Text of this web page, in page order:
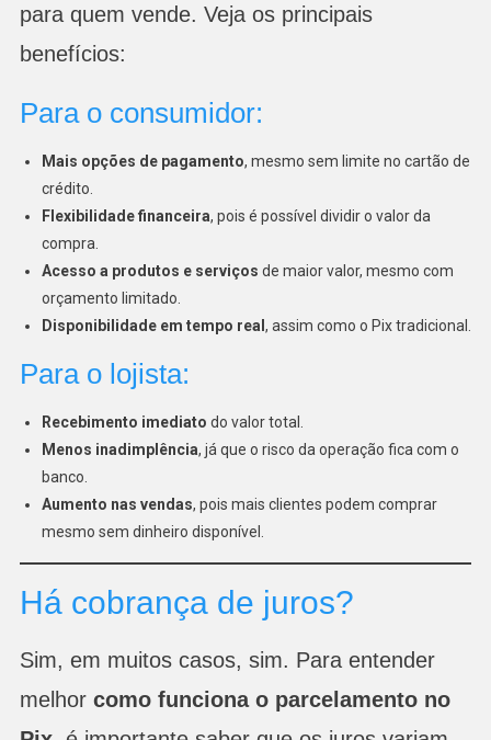
para quem vende. Veja os principais
benefícios:
Para o consumidor:
Mais opções de pagamento, mesmo sem limite no cartão de
crédito.
Flexibilidade financeira, pois é possível dividir o valor da
compra.
Acesso a produtos e serviços de maior valor, mesmo com
orçamento limitado.
Disponibilidade em tempo real , assim como o Pix tradicional.
Para o lojista:
Recebimento imediato do valor total.
Menos inadimplência, já que o risco da operação fica com o
banco.
Aumento nas vendas, pois mais clientes podem comprar
mesmo sem dinheiro disponível.
Há cobrança de juros?
Sim, em muitos casos, sim. Para entender
melhor como funciona o parcelamento no